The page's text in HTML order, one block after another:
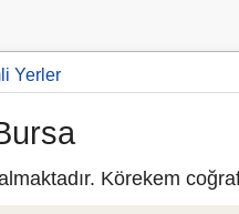
Yerler
Körekem